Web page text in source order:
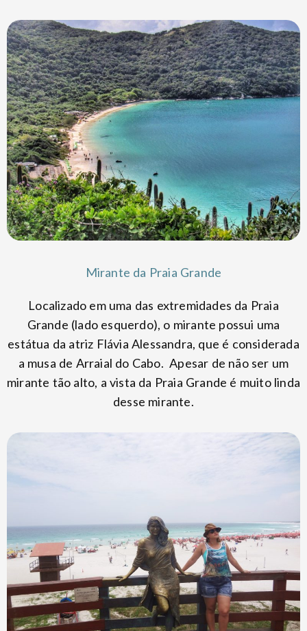
Mirante da Praia Grande
Localizado em uma das extremidades da Praia
Grande (lado esquerdo), o mirante possui uma
estátua da atriz Flávia Alessandra, que é considerada
a musa de Arraial do Cabo. Apesar de não ser um
mirante tão alto, a vista da Praia Grande é muito linda
desse mirante.